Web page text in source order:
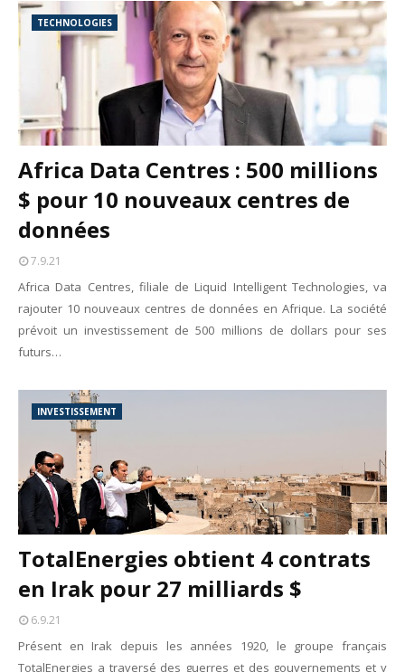
TECHNOLOGIES
Africa Data Centres : 500 millions
$ pour 10 nouveaux centres de
données
7.9.21
Africa Data Centres, filiale de Liquid Intelligent Technologies, va
rajouter 10 nouveaux centres de données en Afrique. La société
prévoit un investissement de 500 millions de dollars pour ses
futurs…
INVESTISSEMENT
TotalEnergies obtient 4 contrats
en Irak pour 27 milliards $
6.9.21
Présent en Irak depuis les années 1920, le groupe français
TotalEnergies a traversé des guerres et des gouvernements et y